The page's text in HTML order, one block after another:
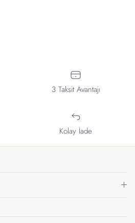
3 Taksit Avantajı
Kolay İade